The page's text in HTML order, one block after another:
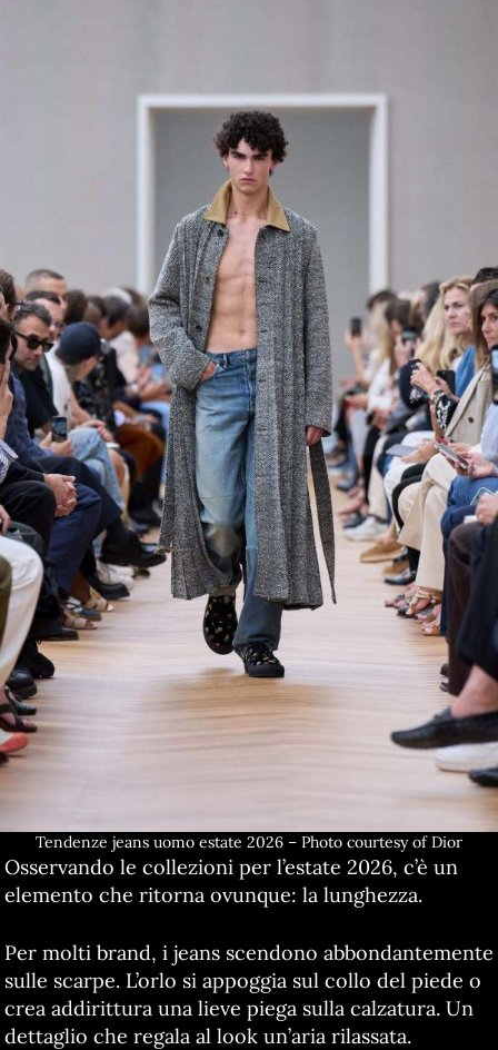
Tendenze jeans uomo estate 2026 – Photo courtesy of Dior
Osservando le collezioni per l’estate 2026, c’è un
elemento che ritorna ovunque: la lunghezza.
Per molti brand, i jeans scendono abbondantemente
sulle scarpe. L’orlo si appoggia sul collo del piede o
crea addirittura una lieve piega sulla calzatura. Un
dettaglio che regala al look un’aria rilassata.